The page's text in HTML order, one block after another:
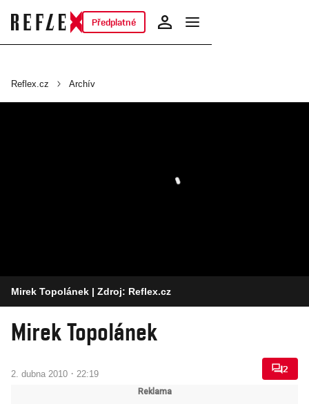
Předplatné
Reflex.cz Archív
Mirek Topolánek | Zdroj: Reflex.cz
Mirek Topolánek
2. dubna 2010 · 22:19 2